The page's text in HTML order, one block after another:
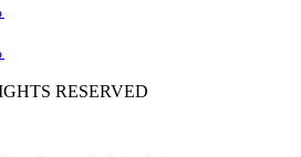
RESERVED